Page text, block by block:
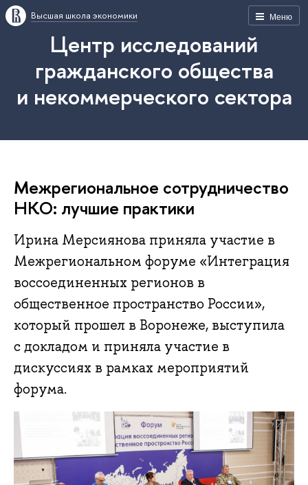
Меню
Высшая школа экономики
Центр исследований
гражданского общества
и некоммерческого сектора
Межрегиональное сотрудничество
НКО: лучшие практики
Ирина Мерсиянова приняла участие в
Межрегиональном форуме «Интеграция
воссоединенных регионов в
общественное пространство России»,
который прошел в Воронеже, выступила
с докладом и приняла участие в
дискуссиях в рамках мероприятий
форума.